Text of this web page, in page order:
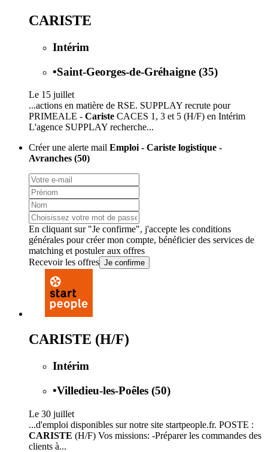
CARISTE
Intérim
•Saint-Georges-de-Gréhaigne (35)
Le 15 juillet
...actions en matière de RSE. SUPPLAY recrute pour
PRIMEALE - Cariste CACES 1, 3 et 5 (H/F) en Intérim
L'agence SUPPLAY recherche...
Créer une alerte mail Emploi - Cariste logistique -
Avranches (50)
En cliquant sur "Je confirme", j'accepte les conditions
générales pour créer mon compte, bénéficier des services de
matching et postuler aux offres
Recevoir les offres Je confirme
CARISTE (H/F)
Intérim
•Villedieu-les-Poêles (50)
Le 30 juillet
...d'emploi disponibles sur notre site startpeople.fr. POSTE :
CARISTE (H/F) Vos missions: -Préparer les commandes des
clients à...